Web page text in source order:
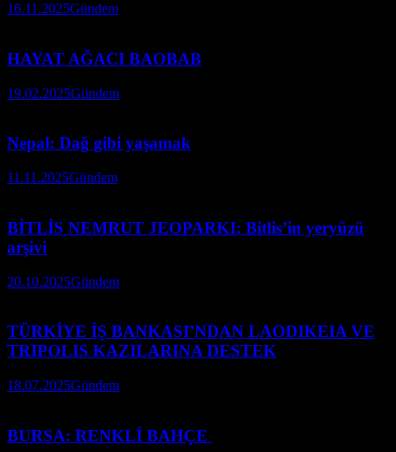
16.11.2025Gündem
HAYAT AĞACI BAOBAB
19.02.2025Gündem
Nepal: Dağ gibi yaşamak
11.11.2025Gündem
BİTLİS NEMRUT JEOPARKI: Bitlis’in yeryüzü
arşivi
20.10.2025Gündem
TÜRKİYE İŞ BANKASI’NDAN LAODIKEIA VE
TRIPOLIS KAZILARINA DESTEK
18.07.2025Gündem
BURSA: RENKLİ BAHÇE